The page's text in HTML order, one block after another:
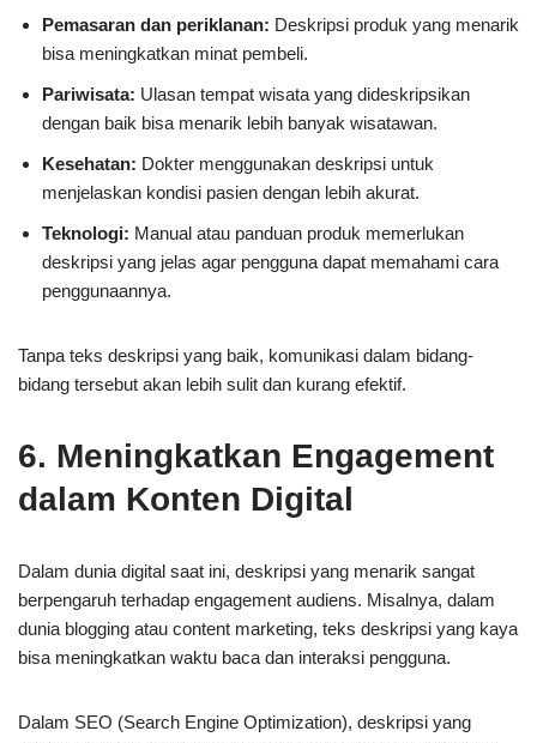
Pemasaran dan periklanan: Deskripsi produk yang menarik
bisa meningkatkan minat pembeli.
Pariwisata: Ulasan tempat wisata yang dideskripsikan
dengan baik bisa menarik lebih banyak wisatawan.
Kesehatan: Dokter menggunakan deskripsi untuk
menjelaskan kondisi pasien dengan lebih akurat.
Teknologi: Manual atau panduan produk memerlukan
deskripsi yang jelas agar pengguna dapat memahami cara
penggunaannya.
Tanpa teks deskripsi yang baik, komunikasi dalam bidang-
bidang tersebut akan lebih sulit dan kurang efektif.
6. Meningkatkan Engagement
dalam Konten Digital
Dalam dunia digital saat ini, deskripsi yang menarik sangat
berpengaruh terhadap engagement audiens. Misalnya, dalam
dunia blogging atau content marketing, teks deskripsi yang kaya
bisa meningkatkan waktu baca dan interaksi pengguna.
Dalam SEO (Search Engine Optimization), deskripsi yang